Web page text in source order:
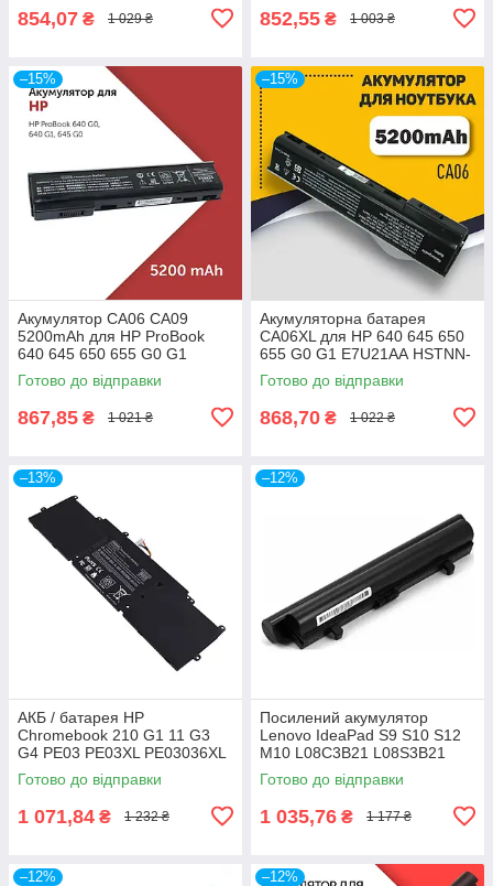
854,07 ₴ 1 029 ₴ 852,55 ₴ 1 003 ₴
–15%
Акумулятор CA06 CA09
5200mAh для HP ProBook
640 645 650 655 G0 G1
HSTNN-DB4Y CA06XL
HSTNN-LB4X HSTNN-LB4Z
Готово до відправки
867,85 ₴ 1 021 ₴
–15%
Акумуляторна батарея
CA06XL для HP 640 645 650
655 G0 G1 E7U21AA HSTNN-
DB4X HSTNN-I16C HSTNN-
LB4Y HSTNN-LP4Z
Готово до відправки
868,70 ₴ 1 022 ₴
–13%
АКБ / батарея HP
Chromebook 210 G1 11 G3
G4 PE03 PE03XL PE03036XL
HSTNN-PB6J HSTNN-LB6M
767068-005 766801-421
Готово до відправки
1 071,84 ₴ 1 232 ₴
–12%
Посилений акумулятор
Lenovo IdeaPad S9 S10 S12
M10 L08C3B21 L08S3B21
L08S6Y21 42T4591 45K1274
45K2176 51J0399
Готово до відправки
1 035,76 ₴ 1 177 ₴
–12% –12%